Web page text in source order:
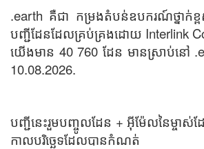
.earth គឺជា កម្រងតំបន់ឧបករណ៍ថ្នាក់
បញ្ជីដែនដែលគ្រប់គ្រងដោយ Interlink
យើងមាន 40 760 ដែន មានស្រាប់នៅ
10.08.2026.
បញ្ជីនេះរួមបញ្ចូលដែន + អ៊ីម៉ែលនៃម្ចាស់
កាលបរិច្ឆេទដែលបានកំណត់